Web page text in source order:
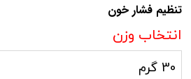
تنظیم فشار خون
انتخاب وزن
30 گرم